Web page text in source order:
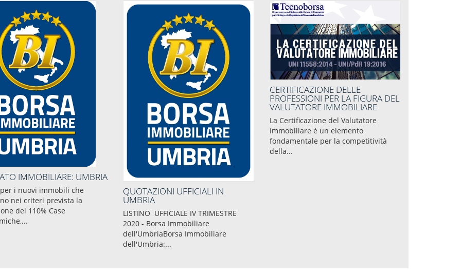
IMMOBILIARE: UMBRIA
i nuovi immobili che
nei criteri prevista la
del 110% Case
QUOTAZIONI UFFICIALI IN
UMBRIA
LISTINO UFFICIALE IV TRIMESTRE
2020 - Borsa Immobiliare
dell'UmbriaBorsa Immobiliare
dell'Umbria:...
CERTIFICAZIONE DELLE
PROFESSIONI PER LA FIGURA DEL
VALUTATORE IMMOBILIARE
La Certificazione del Valutatore
Immobiliare è un elemento
fondamentale per la competitività
della...